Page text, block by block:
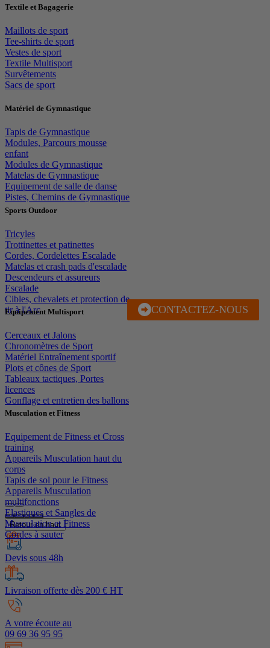
J'EN PROFITE
CONTACTEZ-NOUS
Textile et Bagagerie
Maillots de sport
Tee-shirts de sport
Vestes de sport
Textile Multisport
Survêtements
Sacs de sport
Matériel de Gymnastique
Tapis de Gymnastique
Modules, Parcours mousse
enfant
Modules de Gymnastique
Matelas de Gymnastique
Equipement de salle de danse
Pistes, Chemins de Gymnastique
Sports Outdoor
Tricyles
Trottinettes et patinettes
Cordes, Cordelettes Escalade
Matelas et crash pads d'escalade
Descendeurs et assureurs
Escalade
Cibles, chevalets et protection de
tir à l'Arc
Equipement Multisport
Cerceaux et Jalons
Chronomètres de Sport
Matériel Entraînement sportif
Plots et cônes de Sport
Tableaux tactiques, Portes
licences
Gonflage et entretien des ballons
Musculation et Fitness
Equipement de Fitness et Cross
training
Appareils Musculation haut du
corps
Tapis de sol pour le Fitness
Appareils Musculation
multifonctions
Elastiques et Sangles de
Musculation et Fitness
Cordes à sauter
Retour en haut
Devis sous 48h
Livraison offerte dès 200 € HT
A votre écoute au
09 69 36 95 95